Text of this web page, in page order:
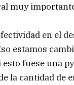
muy
en el
estamos
fuese una
la cantidad de